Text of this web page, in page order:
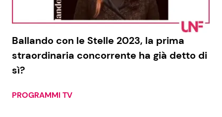
Ballando con le Stelle 2023, la prima
straordinaria concorrente ha già detto di
sì?
PROGRAMMI TV